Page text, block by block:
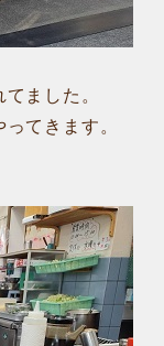
ました。
てきます。